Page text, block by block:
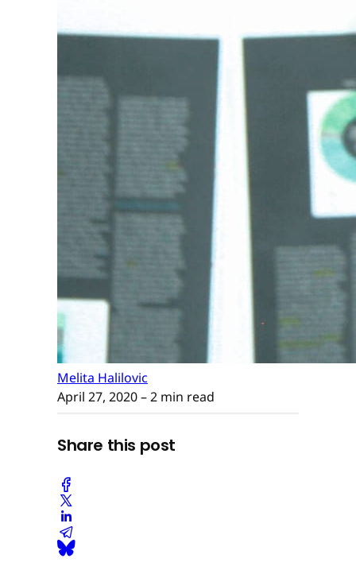
Melita Halilovic
April 27, 2020– 2 min read
Share this post